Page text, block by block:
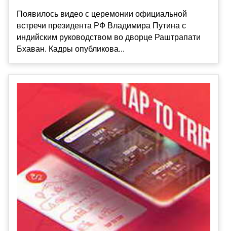
Появилось видео с церемонии официальной
встречи президента РФ Владимира Путина с
индийским руководством во дворце Раштрапати
Бхаван. Кадры опубликова...